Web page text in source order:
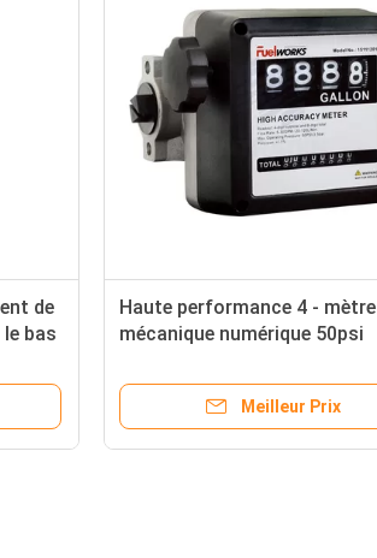
de
bas
Haute performance 4 - mètre
mécanique numérique 50psi
combustible
Meilleur Prix